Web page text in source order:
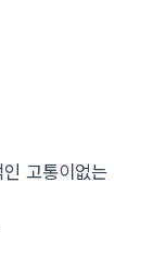
고통이없는